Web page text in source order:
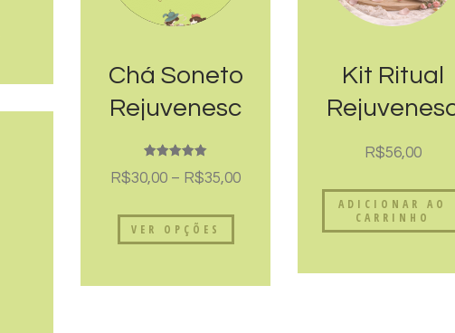
Chá Soneto
Rejuvenesc
er Funcional
| Orgânico
5.00
R$30,00 – R$35,00
VER OPÇÕES
Kit Ritual
er |
R$56,00
ADICIONAR AO
CARRINHO